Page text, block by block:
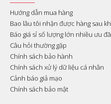
Hướng dẫn mua hàng
Bao lâu tôi nhận được hàng sau
Báo giá sỉ số lượng lớn nhiều ưu
Câu hỏi thường gặp
Chính sách bảo hành
Chính sách xử lý dữ liệu cá nhân
Cảnh báo giả mạo
Chính sách bảo mật